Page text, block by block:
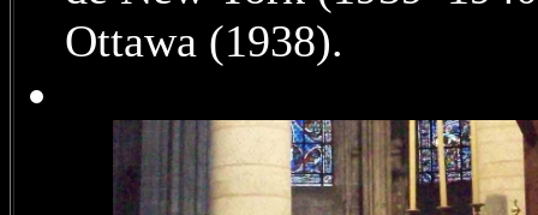
Ottawa (1938).